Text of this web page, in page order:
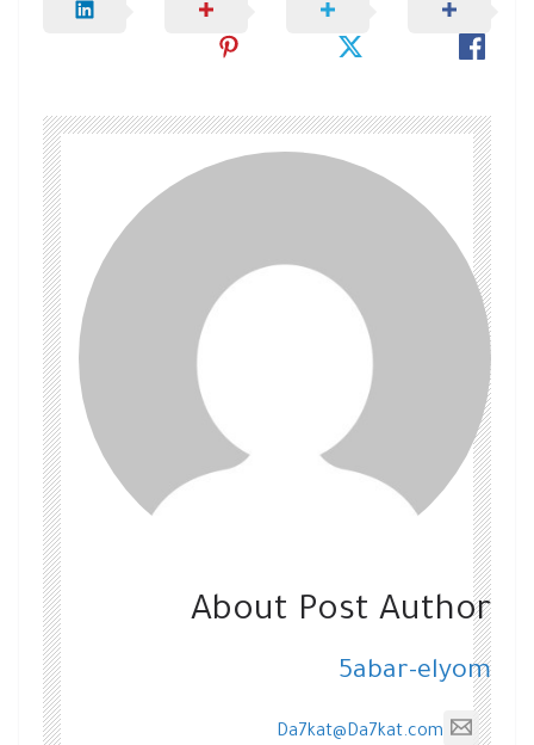
About Post Author
5abar-elyom
Da7kat@Da7kat.com